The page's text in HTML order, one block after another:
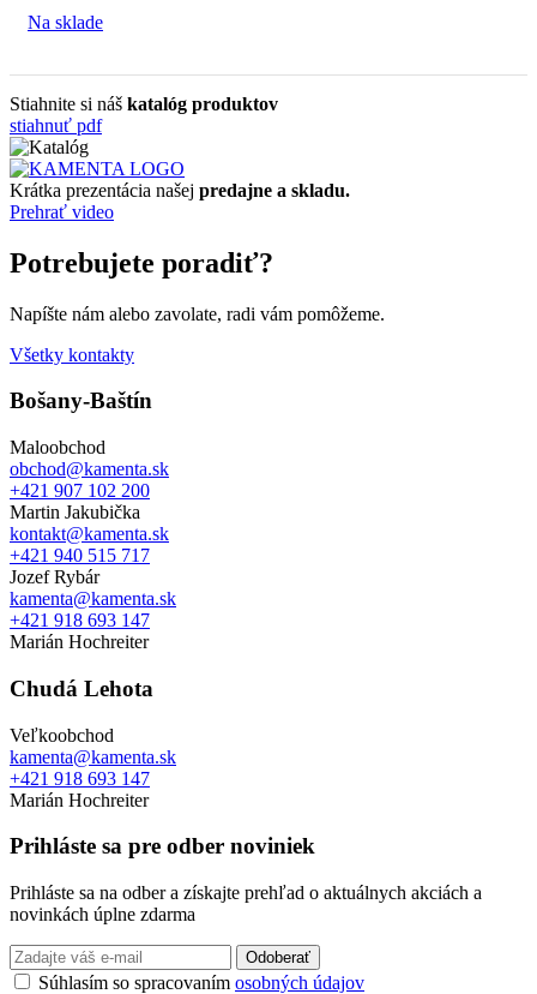
Na sklade
Stiahnite si náš katalóg produktov
stiahnuť pdf
Krátka prezentácia našej predajne a skladu.
Prehrať video
Potrebujete poradiť?
Napíšte nám alebo zavolate, radi vám pomôžeme.
Všetky kontakty
Bošany-Baštín
Maloobchod
obchod@kamenta.sk
+421 907 102 200
Martin Jakubička
kontakt@kamenta.sk
+421 940 515 717
Jozef Rybár
kamenta@kamenta.sk
+421 918 693 147
Marián Hochreiter
Chudá Lehota
Veľkoobchod
kamenta@kamenta.sk
+421 918 693 147
Marián Hochreiter
Prihláste sa pre odber noviniek
Prihláste sa na odber a získajte prehľad o aktuálnych akciách a
novinkách úplne zdarma
Odoberať
Súhlasím so spracovaním osobných údajov